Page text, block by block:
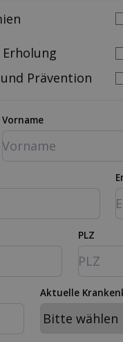
Prävention
Vorname
PLZ
Aktuelle